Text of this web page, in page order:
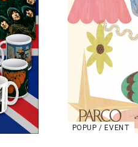
POPUP / EVENT